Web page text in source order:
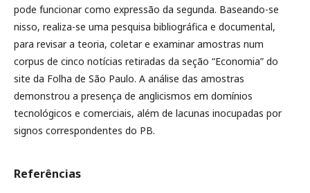
pode funcionar como expressão da segunda. Baseando-se
nisso, realiza-se uma pesquisa bibliográfica e documental,
para revisar a teoria, coletar e examinar amostras num
corpus de cinco notícias retiradas da seção “Economia” do
site da Folha de São Paulo. A análise das amostras
demonstrou a presença de anglicismos em domínios
tecnológicos e comerciais, além de lacunas inocupadas por
signos correspondentes do PB.
Referências